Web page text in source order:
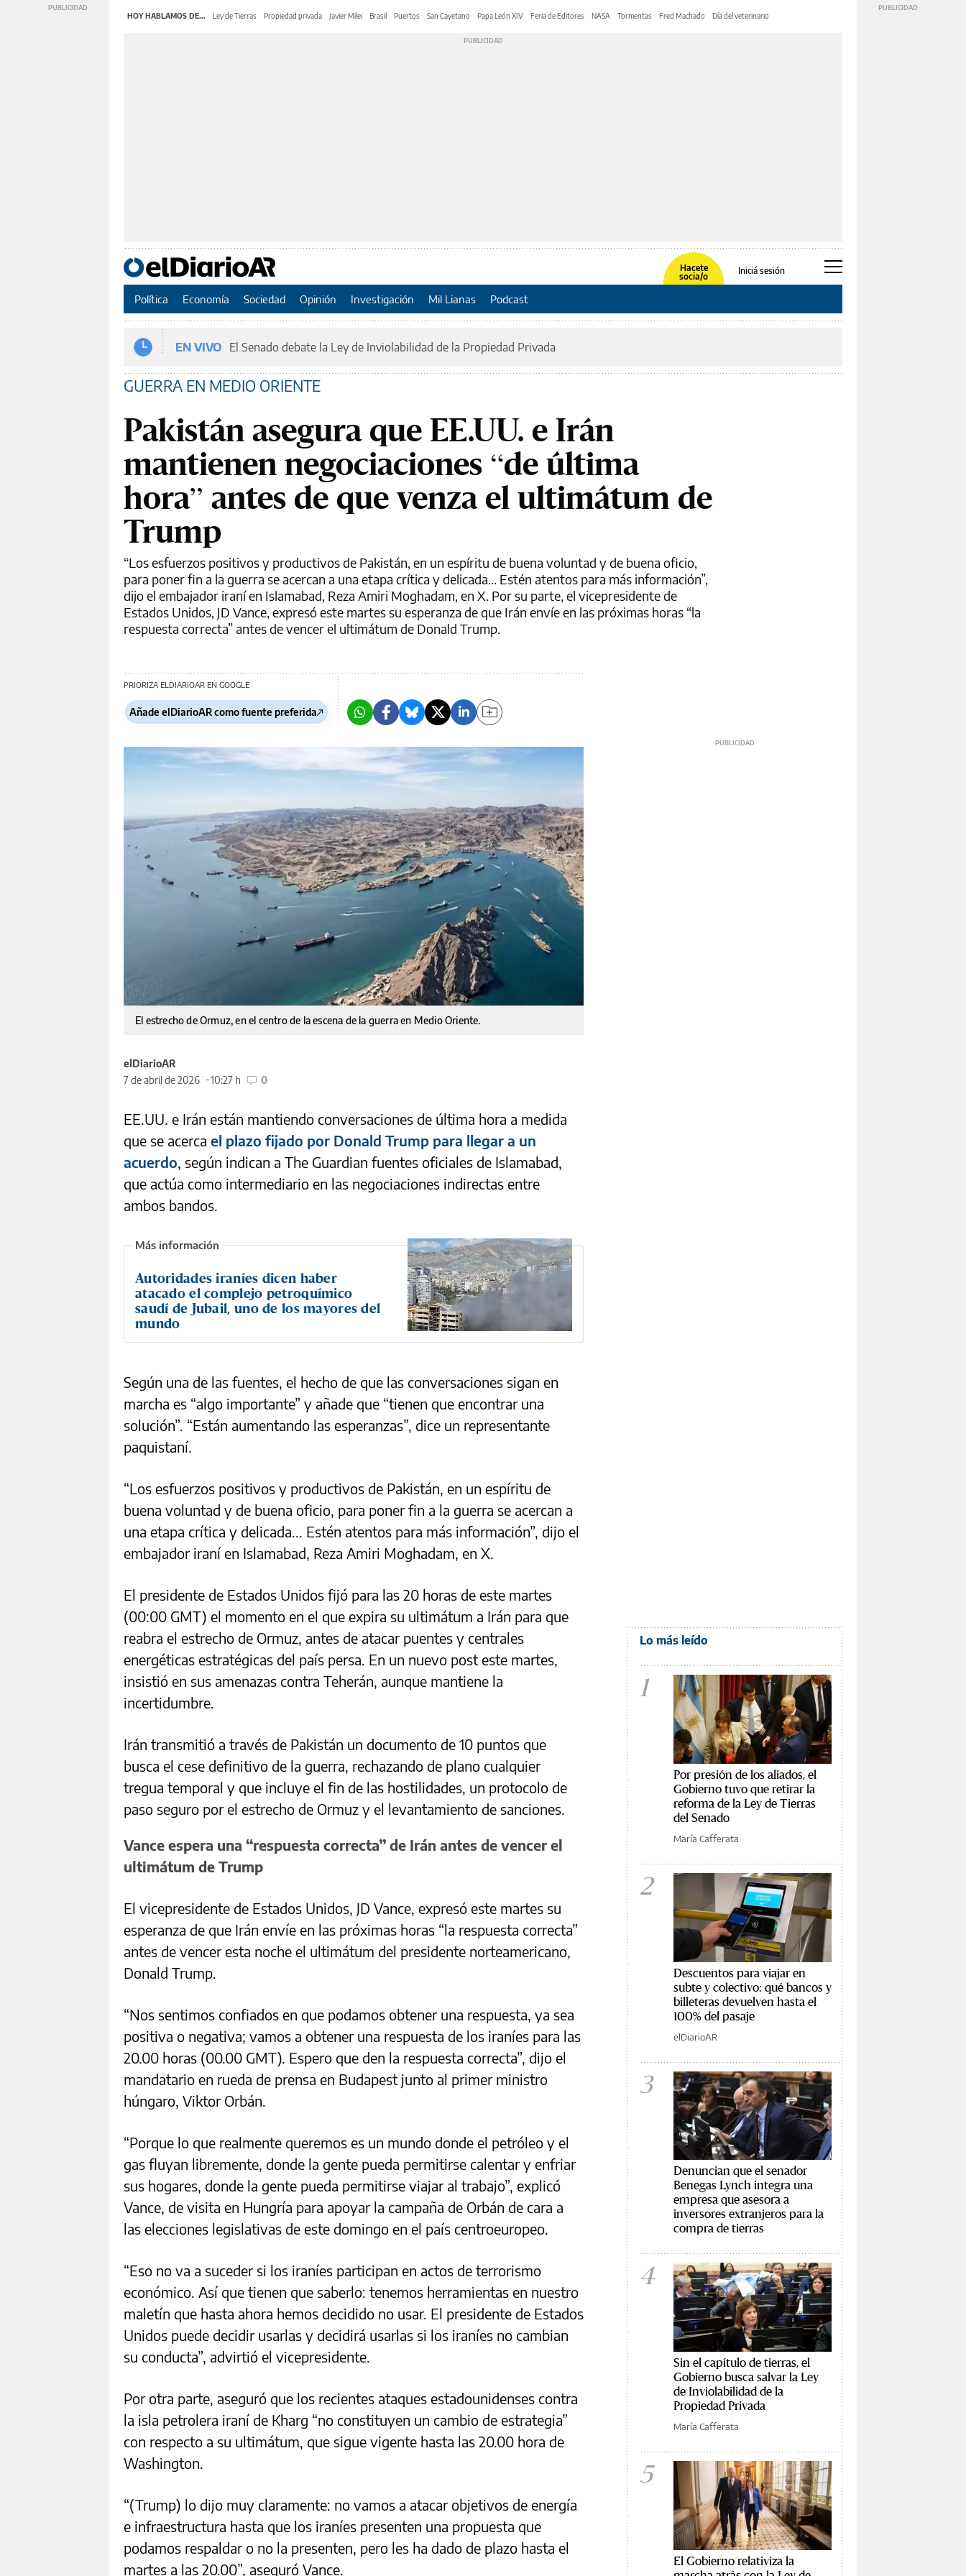
HOY HABLAMOS DE... Ley de Tierras Propiedad privada Javier Milei Brasil Puertos San Cayetano Papa León XIV Feria de Editores NASA Tormentas Fred Machado Día del veterinario
Hacete
socia/o
Iniciá sesión
Política Economía Sociedad Opinión Investigación Mil Lianas Podcast
EN VIVO El Senado debate la Ley de Inviolabilidad de la Propiedad Privada
GUERRA EN MEDIO ORIENTE
Pakistán asegura que EE.UU. e Irán
mantienen negociaciones “de última
hora” antes de que venza el ultimátum de
Trump
“Los esfuerzos positivos y productivos de Pakistán, en un espíritu de buena voluntad y de buena oficio,
para poner fin a la guerra se acercan a una etapa crítica y delicada... Estén atentos para más información”,
dijo el embajador iraní en Islamabad, Reza Amiri Moghadam, en X. Por su parte, el vicepresidente de
Estados Unidos, JD Vance, expresó este martes su esperanza de que Irán envíe en las próximas horas “la
respuesta correcta” antes de vencer el ultimátum de Donald Trump.
PRIORIZA ELDIARIOAR EN GOOGLE
Añade elDiarioAR como fuente preferida
El estrecho de Ormuz, en el centro de la escena de la guerra en Medio Oriente.
elDiarioAR
7 de abril de 2026
10:27 h 0
EE.UU. e Irán están mantiendo conversaciones de última hora a medida
que se acerca el plazo fijado por Donald Trump para llegar a un
acuerdo, según indican a The Guardian fuentes oficiales de Islamabad,
que actúa como intermediario en las negociaciones indirectas entre
ambos bandos.
Autoridades iraníes dicen haber
atacado el complejo petroquímico
saudí de Jubail, uno de los mayores del
mundo
Según una de las fuentes, el hecho de que las conversaciones sigan en
marcha es “algo importante” y añade que “tienen que encontrar una
solución”. “Están aumentando las esperanzas”, dice un representante
paquistaní.
“Los esfuerzos positivos y productivos de Pakistán, en un espíritu de
buena voluntad y de buena oficio, para poner fin a la guerra se acercan a
una etapa crítica y delicada... Estén atentos para más información”, dijo el
embajador iraní en Islamabad, Reza Amiri Moghadam, en X.
El presidente de Estados Unidos fijó para las 20 horas de este martes
(00:00 GMT) el momento en el que expira su ultimátum a Irán para que
reabra el estrecho de Ormuz, antes de atacar puentes y centrales
energéticas estratégicas del país persa. En un nuevo post este martes,
insistió en sus amenazas contra Teherán, aunque mantiene la
incertidumbre.
Irán transmitió a través de Pakistán un documento de 10 puntos que
busca el cese definitivo de la guerra, rechazando de plano cualquier
tregua temporal y que incluye el fin de las hostilidades, un protocolo de
paso seguro por el estrecho de Ormuz y el levantamiento de sanciones.
Vance espera una “respuesta correcta” de Irán antes de vencer el
ultimátum de Trump
El vicepresidente de Estados Unidos, JD Vance, expresó este martes su
esperanza de que Irán envíe en las próximas horas “la respuesta correcta”
antes de vencer esta noche el ultimátum del presidente norteamericano,
Donald Trump.
“Nos sentimos confiados en que podamos obtener una respuesta, ya sea
positiva o negativa; vamos a obtener una respuesta de los iraníes para las
20.00 horas (00.00 GMT). Espero que den la respuesta correcta”, dijo el
mandatario en rueda de prensa en Budapest junto al primer ministro
húngaro, Viktor Orbán.
“Porque lo que realmente queremos es un mundo donde el petróleo y el
gas fluyan libremente, donde la gente pueda permitirse calentar y enfriar
sus hogares, donde la gente pueda permitirse viajar al trabajo”, explicó
Vance, de visita en Hungría para apoyar la campaña de Orbán de cara a
las elecciones legislativas de este domingo en el país centroeuropeo.
“Eso no va a suceder si los iraníes participan en actos de terrorismo
económico. Así que tienen que saberlo: tenemos herramientas en nuestro
maletín que hasta ahora hemos decidido no usar. El presidente de Estados
Unidos puede decidir usarlas y decidirá usarlas si los iraníes no cambian
su conducta”, advirtió el vicepresidente.
Por otra parte, aseguró que los recientes ataques estadounidenses contra
la isla petrolera iraní de Kharg “no constituyen un cambio de estrategia”
con respecto a su ultimátum, que sigue vigente hasta las 20.00 hora de
Washington.
“(Trump) lo dijo muy claramente: no vamos a atacar objetivos de energía
e infraestructura hasta que los iraníes presenten una propuesta que
podamos respaldar o no la presenten, pero les ha dado de plazo hasta el
martes a las 20.00”, aseguró Vance.
Lo más leído
1
Por presión de los aliados, el
Gobierno tuvo que retirar la
reforma de la Ley de Tierras
del Senado
María Cafferata
2
Descuentos para viajar en
subte y colectivo: qué bancos y
billeteras devuelven hasta el
100% del pasaje
elDiarioAR
3
Denuncian que el senador
Benegas Lynch integra una
empresa que asesora a
inversores extranjeros para la
compra de tierras
4
Sin el capítulo de tierras, el
Gobierno busca salvar la Ley
de Inviolabilidad de la
Propiedad Privada
María Cafferata
5
El Gobierno relativiza la